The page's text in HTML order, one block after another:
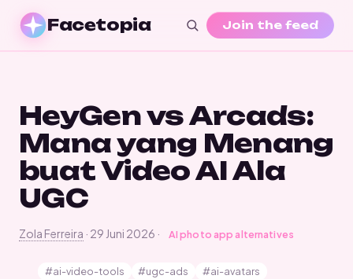
HeyGen vs Arcads:
Mana yang Menang
buat Video AI Ala
UGC
Zola Ferreira · 29 Juni 2026 · AI photo app alternatives
#ai-video-tools #ugc-ads #ai-avatars
Facetopia Join the feed